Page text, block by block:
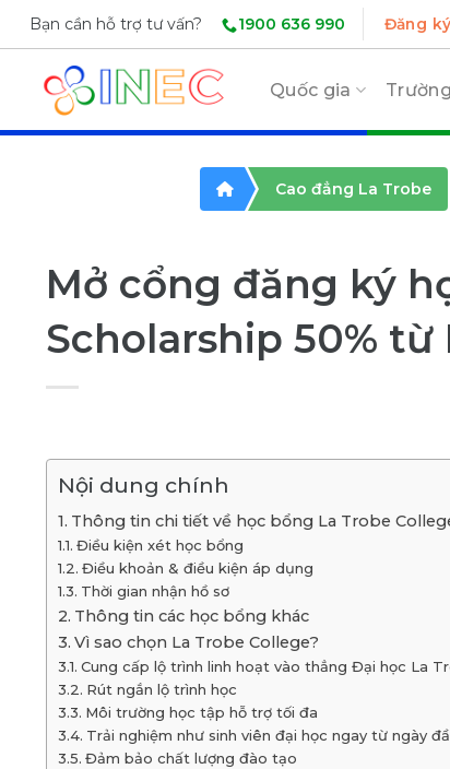
Skip
content
Bạn cần hỗ trợ tư vấn? 1900 636 990 Đăng
Quốc gia
Cao đẳng La Trobe
Mở cổng đăng ký
Scholarship 50% từ
Nội dung chính
Thông tin chi tiết về học bổng La Trobe
Điều kiện xét học bổng
Điều khoản & điều kiện áp dụng
Thời gian nhận hồ sơ
Thông tin các học bổng khác
Vì sao chọn La Trobe College?
Cung cấp lộ trình linh hoạt vào thẳng Đại học La
Rút ngắn lộ trình học
Môi trường học tập hỗ trợ tối đa
Trải nghiệm như sinh viên đại học ngay từ ngày
Đảm bảo chất lượng đào tạo